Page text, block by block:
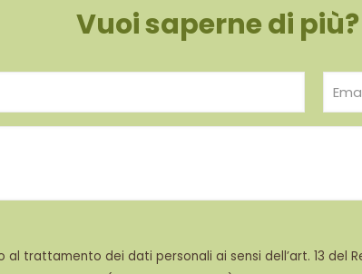
Vuoi saperne di
trattamento dei dati personali ai sensi dell’art. 13 del